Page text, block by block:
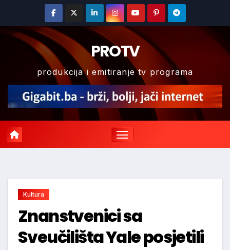
content
PROTV
produkcija i emitiranje tv programa
Kultura
Znanstvenici sa
Sveučilišta Yale posjetili